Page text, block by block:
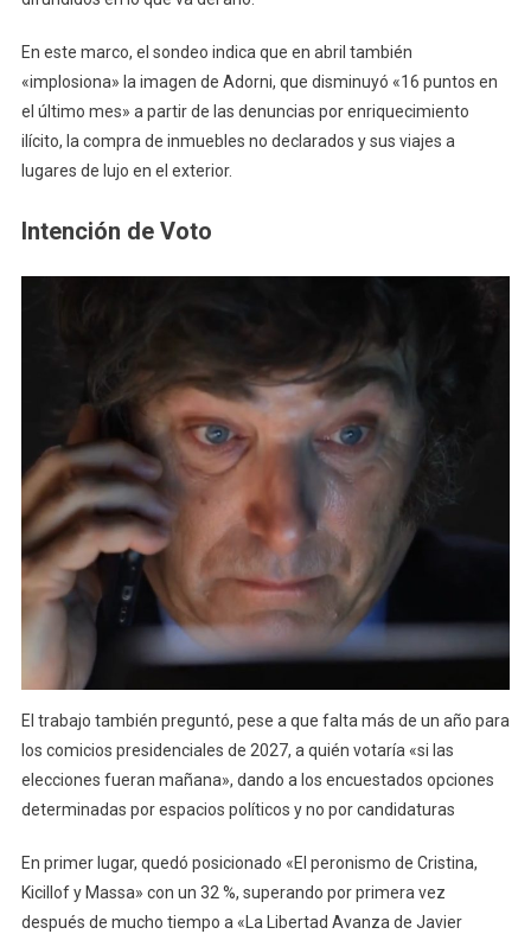
En este marco, el sondeo indica que en abril también
«implosiona» la imagen de Adorni, que disminuyó «16 puntos en
el último mes» a partir de las denuncias por enriquecimiento
ilícito, la compra de inmuebles no declarados y sus viajes a
lugares de lujo en el exterior.
Intención de Voto
El trabajo también preguntó, pese a que falta más de un año para
los comicios presidenciales de 2027, a quién votaría «si las
elecciones fueran mañana», dando a los encuestados opciones
determinadas por espacios políticos y no por candidaturas
En primer lugar, quedó posicionado «El peronismo de Cristina,
Kicillof y Massa» con un 32 %, superando por primera vez
después de mucho tiempo a «La Libertad Avanza de Javier